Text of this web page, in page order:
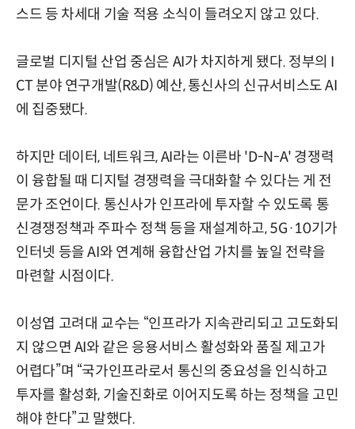
스드 등 차세대 기술 적용 소식이 들려오지 않고 있다.
글로벌 디지털 산업 중심은 AI가 차지하게 됐다. 정부의 I
CT 분야 연구개발(R&D) 예산, 통신사의 신규서비스도 AI
에 집중됐다.
하지만 데이터, 네트워크, AI라는 이른바 'D-N-A' 경쟁력
이 융합될 때 디지털 경쟁력을 극대화할 수 있다는 게 전
문가 조언이다. 통신사가 인프라에 투자할 수 있도록 통
신경쟁정책과 주파수 정책 등을 재설계하고, 5G·10기가
인터넷 등을 AI와 연계해 융합산업 가치를 높일 전략을
마련할 시점이다.
이성엽 고려대 교수는 “인프라가 지속관리되고 고도화되
지 않으면 AI와 같은 응용서비스 활성화와 품질 제고가
어렵다”며 “국가인프라로서 통신의 중요성을 인식하고
투자를 활성화, 기술진화로 이어지도록 하는 정책을 고민
해야 한다”고 말했다.